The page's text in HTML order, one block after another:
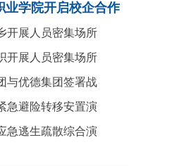
业学院开启校企合作
开展人员密集场所
开展人员密集场所
与优德集团签署战
急避险转移安置演
急逃生疏散综合演